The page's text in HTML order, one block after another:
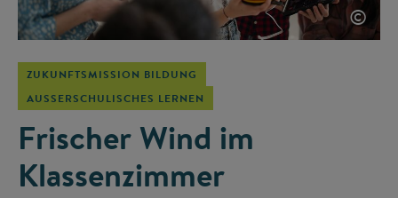
©
ZUKUNFTSMISSION BILDUNG
AUSSERSCHULISCHES LERNEN
Frischer Wind im
Klassenzimmer